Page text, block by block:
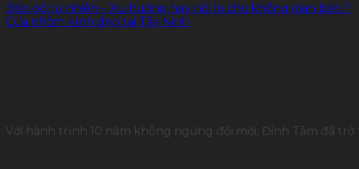
Bếp gỗ tự nhiên – Xu hướng hay nỗi lo cho không gian bếp ?
Cửa nhôm kính đẹp tại Tây Ninh
Với hành trình 10 năm không ngừng đổi mới, Đỉnh Tâm đã